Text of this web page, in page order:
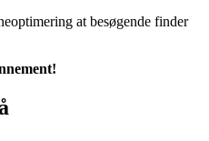
at besøgende finder